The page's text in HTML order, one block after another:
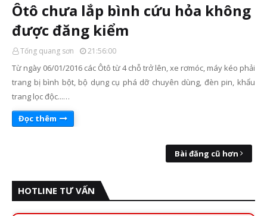
Ôtô chưa lắp bình cứu hỏa không
được đăng kiểm
Tống quang sơn 21:56:00
Từ ngày 06/01/2016 các Ôtô từ 4 chỗ trở lên, xe rơmóc, máy kéo phải
trang bị bình bột, bộ dụng cụ phá dỡ chuyên dùng, đèn pin, khẩu
trang lọc độc...…
Đọc thêm
Bài đăng cũ hơn
HOTLINE TƯ VẤN